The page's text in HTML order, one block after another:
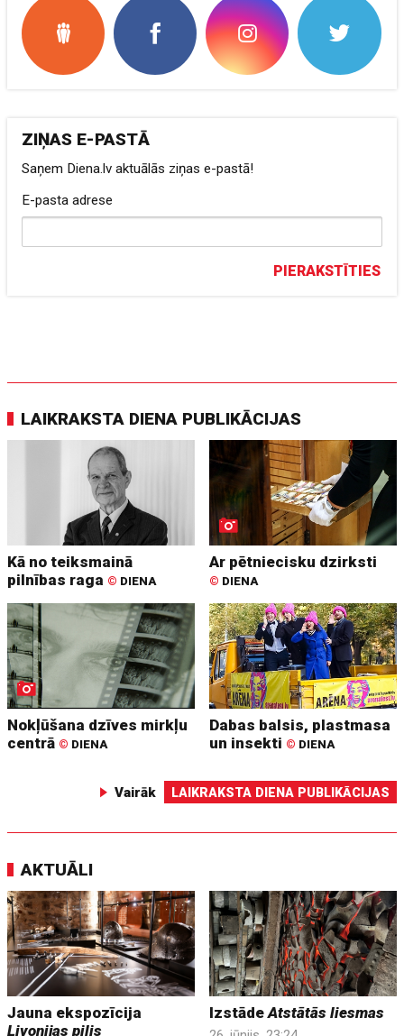
ZIŅAS E-PASTĀ
Saņem Diena.lv aktuālās ziņas e-pastā!
E-pasta adrese
PIERAKSTĪTIES
LAIKRAKSTA DIENA PUBLIKĀCIJAS
Kā no teiksmainā
pilnības raga © DIENA
Ar pētniecisku dzirksti
© DIENA
Nokļūšana dzīves mirkļu
centrā © DIENA
Dabas balsis, plastmasa
un insekti © DIENA
Vairāk LAIKRAKSTA DIENA PUBLIKĀCIJAS
AKTUĀLI
Jauna ekspozīcija
Livonijas pilis
IzstādeAtstātās liesmas